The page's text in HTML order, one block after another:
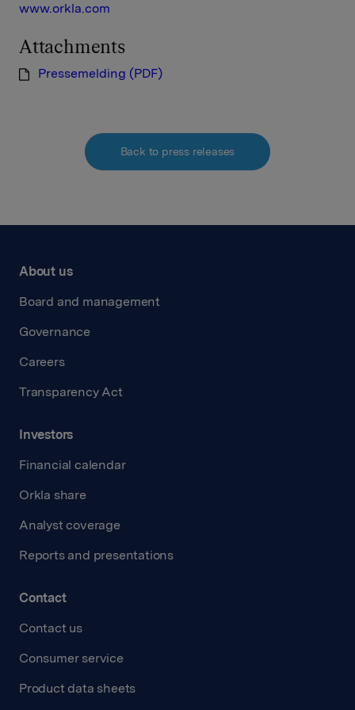
www.orkla.com
Attachments
Pressemelding (PDF)
Back to press releases
About us
Board and management
Governance
Careers
Transparency Act
Investors
Financial calendar
Orkla share
Analyst coverage
Reports and presentations
Contact
Contact us
Consumer service
Product data sheets